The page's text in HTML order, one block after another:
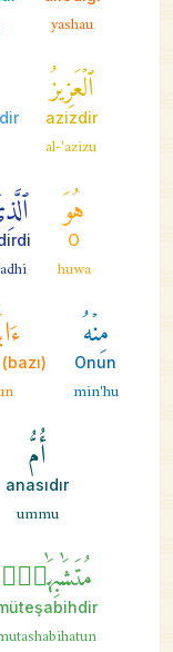
yashau
ٱلۡعَزِيزُ
azizdir
al-'azizu
هُوَ
O
huwa
مِنۡهُ
Onun
min'hu
(bazı) ayetleri
أُمُّ
anasıdır
ummu
مُتَشَٰبِهَٰتٞۖ